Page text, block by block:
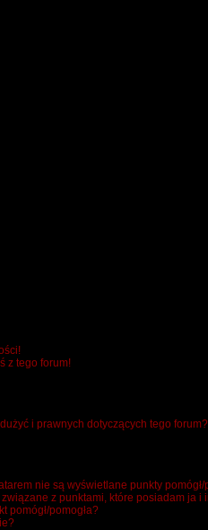
z tego forum!
i prawnych dotyczących tego forum?
nie są wyświetlane punkty pomógł/
z punktami, które posiadam ja i
pomógł/pomogła?